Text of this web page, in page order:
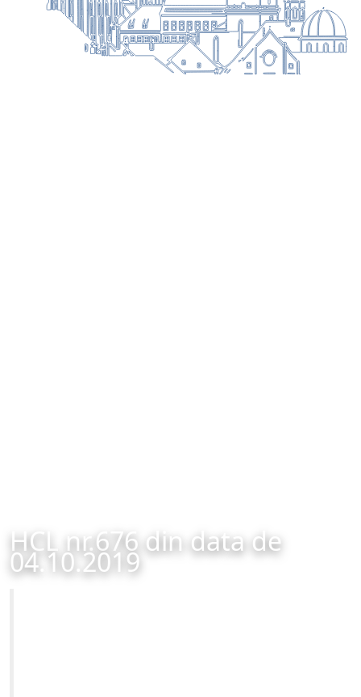
HCL nr.676 din data de
04.10.2019